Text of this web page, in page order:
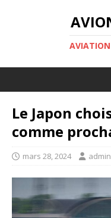
Le Japon
comme
mars 28, 2024 admin